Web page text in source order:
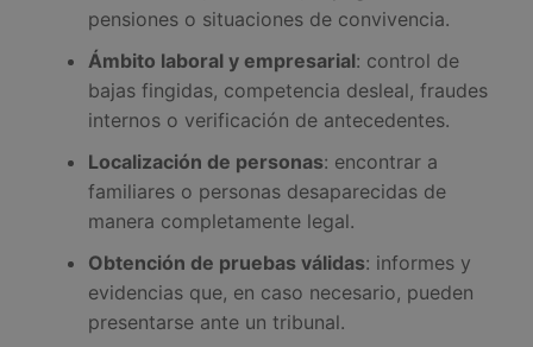
pensiones o situaciones de convivencia.
Ámbito laboral y empresarial: control de
bajas fingidas, competencia desleal, fraudes
internos o verificación de antecedentes.
Localización de personas: encontrar a
familiares o personas desaparecidas de
manera completamente legal.
Obtención de pruebas válidas: informes y
evidencias que, en caso necesario, pueden
presentarse ante un tribunal.